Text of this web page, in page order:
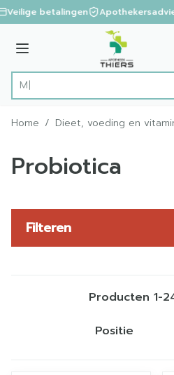
Ga naar de inhoud
1 van 1
Veilige betalingen
Menu
Product, merk, categorie...
Vi
Home / Dieet, voeding en
Probiotica
Filteren
Producten 1-
Sorteer op: